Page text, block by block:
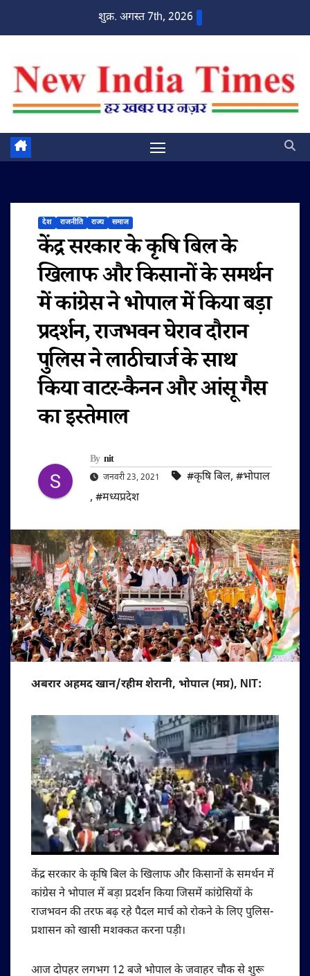
शुक्र. अगस्त 7th, 2026
देश राजनीति राज्य समाज
केंद्र सरकार के कृषि बिल के
खिलाफ और किसानों के समर्थन
में कांग्रेस ने भोपाल में किया बड़ा
प्रदर्शन, राजभवन घेराव दौरान
पुलिस ने लाठीचार्ज के साथ
किया वाटर-कैनन और आंसू गैस
का इस्तेमाल
By nit
जनवरी 23, 2021 #कृषि बिल, #भोपाल
, #मध्यप्रदेश
अबरार अहमद खान/रहीम शेरानी, भोपाल (मप्र), NIT:
केंद्र सरकार के कृषि बिल के खिलाफ और किसानों के समर्थन में
कांग्रेस ने भोपाल में बड़ा प्रदर्शन किया जिसमें कांग्रेसियों के
राजभवन की तरफ बढ़ रहे पैदल मार्च को रोकने के लिए पुलिस-
प्रशासन को खासी मशक्कत करना पड़ी।
आज दोपहर लगभग 12 बजे भोपाल के जवाहर चौक से शुरू